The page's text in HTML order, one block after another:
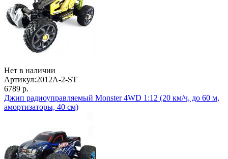
Нет в наличии
Артикул:2012A-2-ST
6789 р.
Джип радиоуправляемый Monster 4WD 1:12 (20 км/ч, до 60 м,
амортизаторы, 40 см)